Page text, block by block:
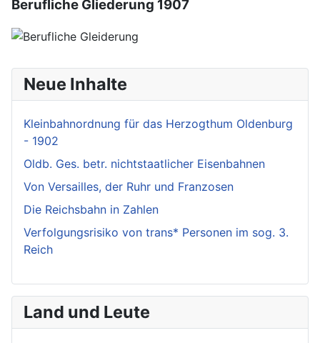
Neue Inhalte
Kleinbahnordnung für das Herzogthum Oldenburg
- 1902
Oldb. Ges. betr. nichtstaatlicher Eisenbahnen
Von Versailles, der Ruhr und Franzosen
Die Reichsbahn in Zahlen
Verfolgungsrisiko von trans* Personen im sog. 3.
Reich
Land und Leute
Berufliche Gliederung 1907